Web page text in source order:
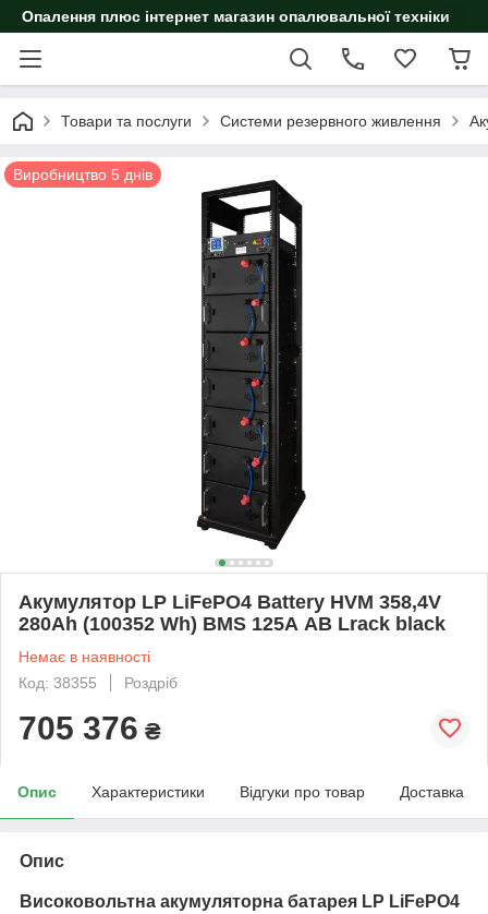
Опалення плюс інтернет магазин опалювальної техніки
Товари та послуги Системи резервного живлення
Виробництво 5 днів
Акумулятор LP LiFePO4 Battery HVM 358,4V
280Ah (100352 Wh) BMS 125А AB Lrack black
Немає в наявності
Код: 38355
Роздріб
705 376 ₴
Опис Характеристики Відгуки про товар Доставка
Опис
Високовольтна акумуляторна батарея LP LiFePO4